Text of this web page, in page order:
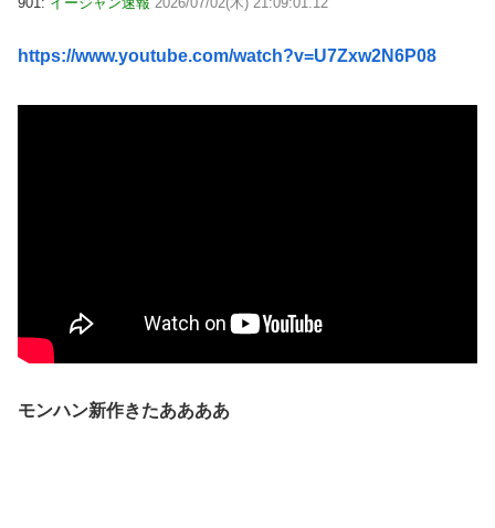
https://www.youtube.com/watch?v=U7Zxw2N6P08
モンハン新作きたああああ